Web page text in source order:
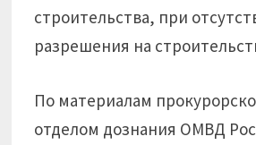
строительства, при
разрешения на
По материалам
отделом дознания ОМВД